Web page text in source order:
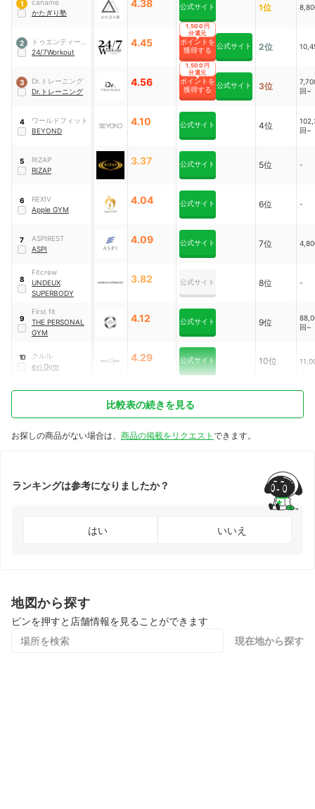
1
caname
かたぎり塾
4.38 公式サイト 1位
2
トゥエンティーフ
ォーセブンホール
24/7Workout
4.45
ポイントを
獲得する
1,500円
分還元
公式サイト 2位
3
Dr.トレーニング
Dr.トレーニング
4.56
ポイントを
獲得する
1,500円
分還元
公式サイト 3位
回~
4
ワールドフィット
BEYOND
4.10 公式サイト 4位
回~
5
RIZAP
RIZAP
3.37 公式サイト 5位 -
6
REXIV
Apple GYM
4.04 公式サイト 6位 -
7
ASPIREST
ASPI
4.09 公式サイト 7位
8
Fitcrew
UNDEUX
SUPERBODY
3.82 公式サイト 8位 -
9
First fit
THE PERSONAL
GYM
4.12 公式サイト 9位
回~
10
クルル
evi Gym
4.29 公式サイト 10位
比較表の続きを見る
お探しの商品がない場合は、 商品の掲載をリクエスト できます。
ランキングは参考になりましたか？
はい いいえ
地図から探す
ピンを押すと店舗情報を見ることができます
現在地から探す